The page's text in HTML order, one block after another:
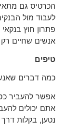
הכרטיס גם
לעבוד מול
פתרון חוץ בנקאי
אנשים שחיים רק
טיפים
כמה דברים
אפשר להעביר
אתם יכולים
נטען, בקלות דרך